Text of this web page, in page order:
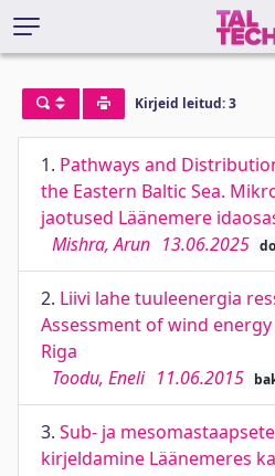
Kirjeid leitud: 3
1. Pathways and
the Eastern Baltic Sea.
jaotused Läänemere
Mishra, Arun 13.06.2025
2. Liivi lahe tuuleenergia
Assessment of wind
Riga
Toodu, Eneli 11.06.2015
3. Sub- ja
kirjeldamine Läänemeres